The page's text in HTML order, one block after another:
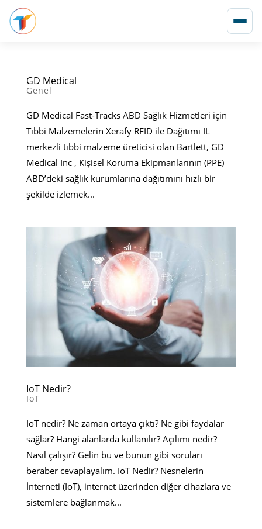
GD Medical
Genel
GD Medical Fast-Tracks ABD Sağlık Hizmetleri için
Tıbbi Malzemelerin Xerafy RFID ile Dağıtımı IL
merkezli tıbbi malzeme üreticisi olan Bartlett, GD
Medical Inc , Kişisel Koruma Ekipmanlarının (PPE)
ABD’deki sağlık kurumlarına dağıtımını hızlı bir
şekilde izlemek...
IoT Nedir?
IoT
IoT nedir? Ne zaman ortaya çıktı? Ne gibi faydalar
sağlar? Hangi alanlarda kullanılır? Açılımı nedir?
Nasıl çalışır? Gelin bu ve bunun gibi soruları
beraber cevaplayalım. IoT Nedir? Nesnelerin
İnterneti (IoT), internet üzerinden diğer cihazlara ve
sistemlere bağlanmak...